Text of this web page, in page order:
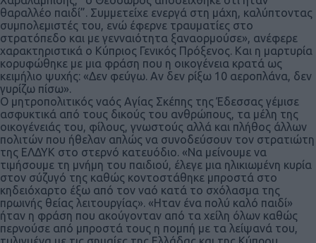
θαραλλέο παιδί”. Συμμετείχε ενεργά στη μάχη, καλύπτοντας
συμπολεμιστές του, ενώ έφερνε τραυματίες στο
στρατόπεδο και με γενναιότητα ξαναορμούσε», ανέφερε
χαρακτηριστικά ο Κύπριος Γενικός Πρόξενος. Και η μαρτυρία
κορυφώθηκε με μια φράση που η οικογένεια κρατά ως
κειμήλιο ψυχής: «Δεν φεύγω. Αν δεν ρίξω 10 αεροπλάνα, δεν
γυρίζω πίσω».
Ο μητροπολιτικός ναός Αγίας Σκέπης της Έδεσσας γέμισε
ασφυκτικά από τους δικούς του ανθρώπους, τα μέλη της
οικογένειάς του, φίλους, γνωστούς αλλά και πλήθος άλλων
πολιτών που ήθελαν απλώς να συνοδεύσουν τον στρατιώτη
της ΕΛΔΥΚ στο στερνό κατευόδιο. «Να μείνουμε να
τιμήσουμε τη μνήμη του παιδιού, έλεγε μια ηλικιωμένη κυρία
στον σύζυγό της καθώς κοντοστάθηκε μπροστά στο
κηδειόχαρτο έξω από τον ναό κατά το σχόλασμα της
πρωινής θείας λειτουργίας». «Ηταν ένα πολύ καλό παιδί»
ήταν η φράση που ακούγονταν από τα χείλη όλων καθώς
περνούσε από μπροστά τους η πομπή με τα λείψανά του,